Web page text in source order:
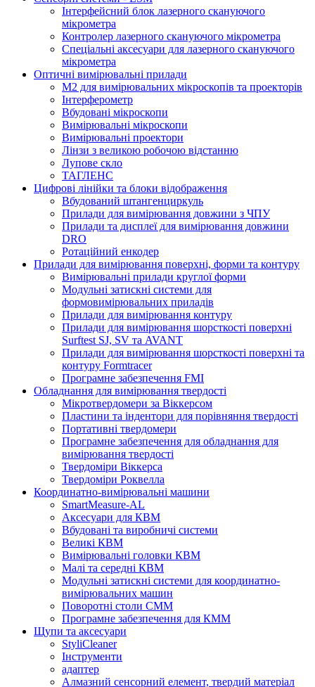
Інтерфейсний блок лазерного скануючого
мікрометра
Контролер лазерного скануючого мікрометра
Спеціальні аксесуари для лазерного скануючого
мікрометра
Оптичні вимірювальні прилади
M2 для вимірювальних мікроскопів та проекторів
Інтерферометр
Вбудовані мікроскопи
Вимірювальні мікроскопи
Вимірювальні проектори
Лінзи з великою робочою відстанню
Лупове скло
ТАГЛЕНС
Цифрові лінійки та блоки відображення
Вбудований штангенциркуль
Прилади для вимірювання довжини з ЧПУ
Прилади та дисплеї для вимірювання довжини
DRO
Ротаційний енкодер
Прилади для вимірювання поверхні, форми та контуру
Вимірювальні прилади круглої форми
Модульні затискні системи для
формовимірювальних приладів
Прилади для вимірювання контуру
Прилади для вимірювання шорсткості поверхні
Surftest SJ, SV та AVANT
Прилади для вимірювання шорсткості поверхні та
контуру Formtracer
Програмне забезпечення FMI
Обладнання для вимірювання твердості
Мікротвердомери за Віккерсом
Пластини та індентори для порівняння твердості
Портативні твердомери
Програмне забезпечення для обладнання для
вимірювання твердості
Твердоміри Віккерса
Твердоміри Роквелла
Координатно-вимірювальні машини
SmartMeasure-AL
Аксесуари для КВМ
Вбудовані та виробничі системи
Великі КВМ
Вимірювальні головки КВМ
Малі та середні КВМ
Модульні затискні системи для координатно-
вимірювальних машин
Поворотні столи CMM
Програмне забезпечення для КММ
Щупи та аксесуари
StyliCleaner
Інструменти
адаптер
Алмазний сенсорний елемент, твердий матеріал